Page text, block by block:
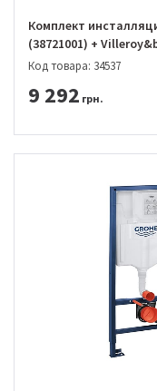
Комплект
(38721001) +
DirectFlush (5685HR01)
Код товара: 34537
9 292 грн.